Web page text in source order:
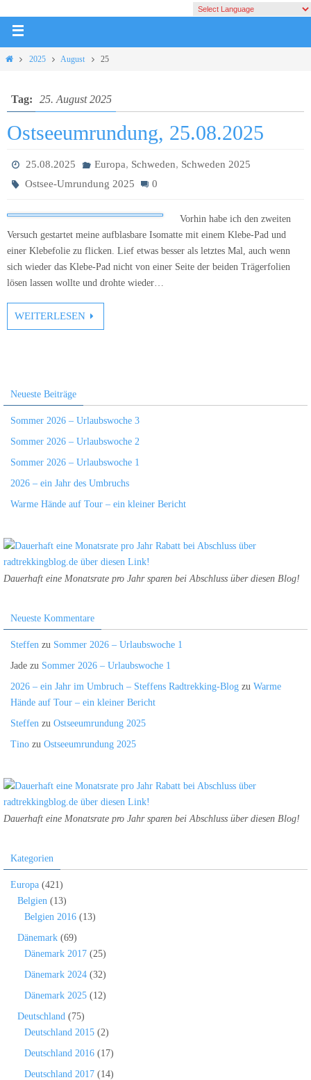
2025 August 25
Tag: 25. August 2025
Ostseeumrundung, 25.08.2025
25.08.2025 Europa, Schweden, Schweden 2025
Ostsee-Umrundung 2025
0
Vorhin habe ich den zweiten
Versuch gestartet meine aufblasbare Isomatte mit einem Klebe-Pad und
einer Klebefolie zu flicken. Lief etwas besser als letztes Mal, auch wenn
sich wieder das Klebe-Pad nicht von einer Seite der beiden Trägerfolien
lösen lassen wollte und drohte wieder…
WEITERLESEN
Neueste Beiträge
Sommer 2026 – Urlaubswoche 3
Sommer 2026 – Urlaubswoche 2
Sommer 2026 – Urlaubswoche 1
2026 – ein Jahr des Umbruchs
Warme Hände auf Tour – ein kleiner Bericht
Dauerhaft eine Monatsrate pro Jahr sparen bei Abschluss über diesen Blog!
Neueste Kommentare
Steffen zu Sommer 2026 – Urlaubswoche 1
Jade zu Sommer 2026 – Urlaubswoche 1
2026 – ein Jahr im Umbruch – Steffens Radtrekking-Blog zu Warme
Hände auf Tour – ein kleiner Bericht
Steffen zu Ostseeumrundung 2025
Tino zu Ostseeumrundung 2025
Dauerhaft eine Monatsrate pro Jahr sparen bei Abschluss über diesen Blog!
Kategorien
Europa (421)
Belgien (13)
Belgien 2016 (13)
Dänemark (69)
Dänemark 2017 (25)
Dänemark 2024 (32)
Dänemark 2025 (12)
Deutschland (75)
Deutschland 2015 (2)
Deutschland 2016 (17)
Deutschland 2017 (14)